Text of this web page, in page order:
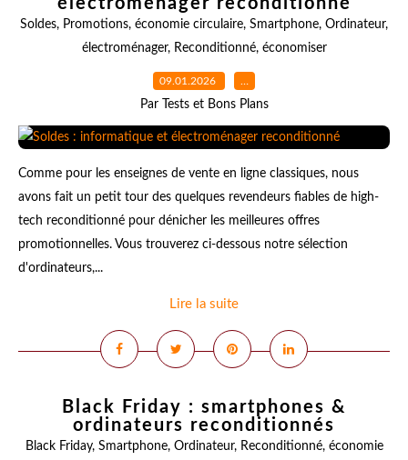
électroménager reconditionné
Soldes, Promotions, économie circulaire, Smartphone, Ordinateur,
électroménager, Reconditionné, économiser
09.01.2026 …
Par Tests et Bons Plans
Comme pour les enseignes de vente en ligne classiques, nous
avons fait un petit tour des quelques revendeurs fiables de high-
tech reconditionné pour dénicher les meilleures offres
promotionnelles. Vous trouverez ci-dessous notre sélection
d'ordinateurs,...
Lire la suite
Black Friday : smartphones &
ordinateurs reconditionnés
Black Friday, Smartphone, Ordinateur, Reconditionné, économie